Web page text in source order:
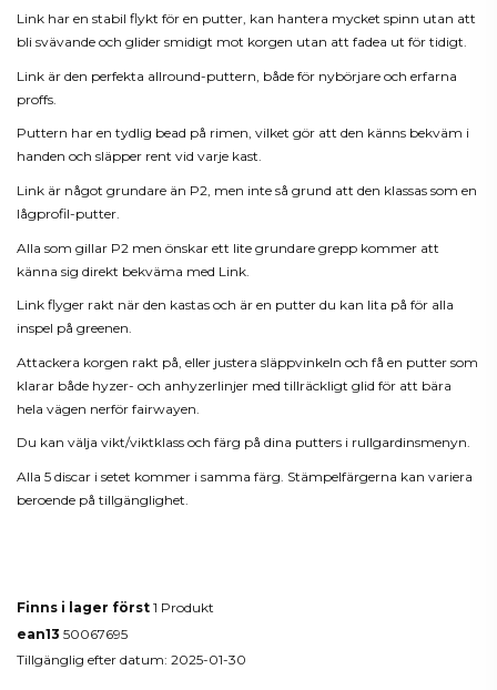
Link har en stabil flykt för en putter, kan hantera mycket spinn utan att
bli svävande och glider smidigt mot korgen utan att fadea ut för tidigt.
Link är den perfekta allround-puttern, både för nybörjare och erfarna
proffs.
Puttern har en tydlig bead på rimen, vilket gör att den känns bekväm i
handen och släpper rent vid varje kast.
Link är något grundare än P2, men inte så grund att den klassas som en
lågprofil-putter.
Alla som gillar P2 men önskar ett lite grundare grepp kommer att
känna sig direkt bekväma med Link.
Link flyger rakt när den kastas och är en putter du kan lita på för alla
inspel på greenen.
Attackera korgen rakt på, eller justera släppvinkeln och få en putter som
klarar både hyzer- och anhyzerlinjer med tillräckligt glid för att bära
hela vägen nerför fairwayen.
Du kan välja vikt/viktklass och färg på dina putters i rullgardinsmenyn.
Alla 5 discar i setet kommer i samma färg. Stämpelfärgerna kan variera
beroende på tillgänglighet.
Finns i lager först 1 Produkt
ean13 50067695
Tillgänglig efter datum: 2025-01-30